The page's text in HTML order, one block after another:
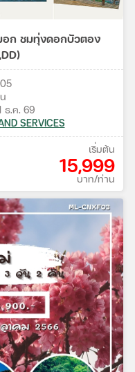
อก ชมทุ่งดอกบัวตอง
ธ.ค. 69
SERVICES
เริ่มต้น
15,999
บาท/ท่าน